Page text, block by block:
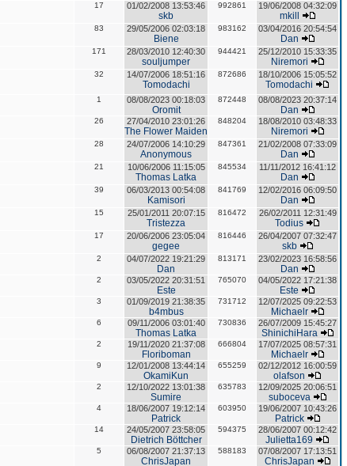
17 01/02/2008 13:53:46
skb
992861 19/06/2008 04:32:09
mkill
83 29/05/2006 02:03:18
Biene
983162 03/04/2016 20:54:54
Dan
171 28/03/2010 12:40:30
souljumper
944421 25/12/2010 15:33:35
Niremori
32 14/07/2006 18:51:16
Tomodachi
872686 18/10/2006 15:05:52
Tomodachi
1 08/08/2023 00:18:03
Oromit
872448 08/08/2023 20:37:14
Dan
26 27/04/2010 23:01:26
The Flower Maiden
848204 18/08/2010 03:48:33
Niremori
28 24/07/2006 14:10:29
Anonymous
847361 21/02/2008 07:33:09
Dan
21 10/06/2006 11:15:05
Thomas Latka
845534 11/11/2012 16:41:12
Dan
39 06/03/2013 00:54:08
Kamisori
841769 12/02/2016 06:09:50
Dan
15 25/01/2011 20:07:15
Tristezza
816472 26/02/2011 12:31:49
Todius
17 20/06/2006 23:05:04
gegee
816446 26/04/2007 07:32:47
skb
2 04/07/2022 19:21:29
Dan
813171 23/02/2023 16:58:56
Dan
2 03/05/2022 20:31:51
Este
765070 04/05/2022 17:21:38
Este
3 01/09/2019 21:38:35
b4mbus
731712 12/07/2025 09:22:53
Michaelr
6 09/11/2006 03:01:40
Thomas Latka
730836 26/07/2009 15:45:27
ShinichiHara
2 19/11/2020 21:37:08
Floriboman
666804 17/07/2025 08:57:31
Michaelr
9 12/01/2008 13:44:14
OkamiKun
655259 02/12/2012 16:00:59
olafson
2 12/10/2022 13:01:38
Sumire
635783 12/09/2025 20:06:51
suboceva
4 18/06/2007 19:12:14
Patrick
603950 19/06/2007 10:43:26
Patrick
14 24/05/2007 23:58:05
Dietrich Böttcher
594375 28/06/2007 00:12:42
Julietta169
5 06/08/2007 21:37:13
ChrisJapan
588183 07/08/2007 17:13:51
ChrisJapan